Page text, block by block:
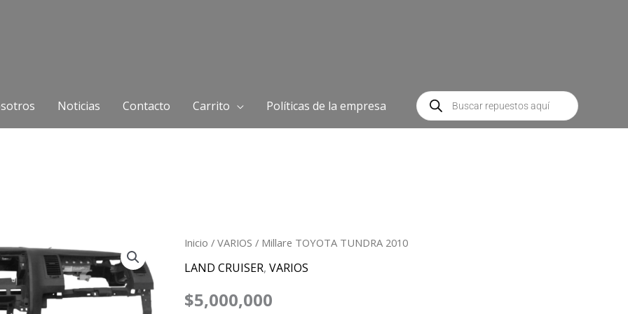
Noticias Contacto Carrito Políticas de la empresa
Búsqueda
de
productos
Inicio /VARIOS / Millare TOYOTA TUNDRA 2010
LAND CRUISER,VARIOS
$5,000,000
Millare
TOYOTA
2010